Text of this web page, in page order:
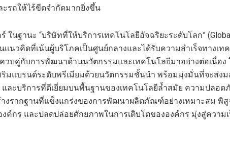
ะรถให้ไร้ขีดจำกัดมากยิ่งขึ้น
ในฐานะ “บริษัทที่ให้บริการเทคโนโลยีอัจฉริยะระดับโลก”
แนวคิดที่เน้นผู้บริโภคเป็นศูนย์กลางและได้รับความสำเร็จทางเ
บคู่กับการพัฒนาด้านนวัตกรรมและเทคโนโลยีมาอย่างต่อเนื่อง
สริมแบรนด์ระดับพรีเมียมด้วยนวัตกรรมชั้นนำ พร้อมมุ่งมั่นที่จะส่
ละบริการที่ดีเยี่ยมบนพื้นฐานของเทคโนโลยีล้ำสมัย ความปลอด
างรากฐานที่แข็งแกร่งของการพัฒนาผลิตภัณฑ์อย่างเหมาะสม พิ
ค์กร และปลดปล่อยศักยภาพในการเติบโตขององค์กร มุ่งสู่ควา